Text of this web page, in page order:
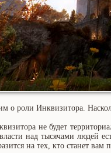
о роли Инквизитора.
не будет
над тысячами людей
на тех, кто станет вам